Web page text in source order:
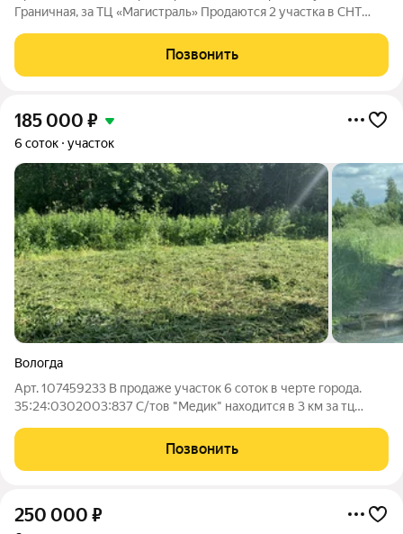
Граничная, за ТЦ «Магистраль» Продаются 2 участка в СНТ
35:24:0302003:384 Общая площадь 13 соток. Удобный
подъезд. Не заросшие. Есть домик.
Позвонить
185 000 ₽
6 соток участок
Вологда
Арт. 107459233 В продаже участок 6 соток в черте города.
35:24:0302003:837 С/тов "Медик" находится в 3 км за тц
нему возможно в любое время года. В данный момент
асфальтируется улица
Позвонить
250 000 ₽